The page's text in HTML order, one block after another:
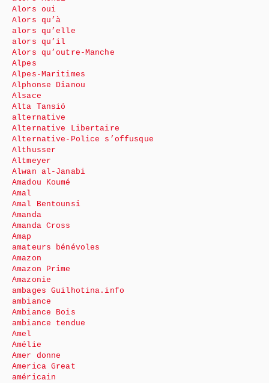
Alors oui
Alors qu’à
alors qu’elle
alors qu’il
Alors qu’outre-Manche
Alpes
Alpes-Maritimes
Alphonse Dianou
Alsace
Alta Tansió
alternative
Alternative Libertaire
Alternative-Police s’offusque
Althusser
Altmeyer
Alwan al-Janabi
Amadou Koumé
Amal
Amal Bentounsi
Amanda
Amanda Cross
Amap
amateurs bénévoles
Amazon
Amazon Prime
Amazonie
ambages Guilhotina.info
ambiance
Ambiance Bois
ambiance tendue
Amel
Amélie
Amer donne
America Great
américain